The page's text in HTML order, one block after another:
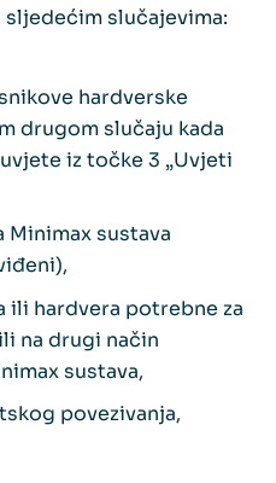
sljedećim slučajevima:
hardverske
drugom slučaju kada
iz točke 3 „Uvjeti
Minimax sustava
ili hardvera potrebne za
na drugi način
sustava,
povezivanja,